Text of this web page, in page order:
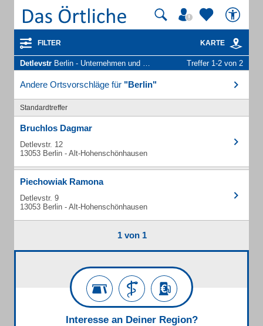
FILTER KARTE
Detlevstr Berlin - Unternehmen und Personen Treffer 1-2 von 2
Andere Ortsvorschläge für "Berlin"
Standardtreffer
Bruchlos Dagmar
Detlevstr. 12
13053 Berlin - Alt-Hohenschönhausen
Piechowiak Ramona
Detlevstr. 9
13053 Berlin - Alt-Hohenschönhausen
1 von 1
Interesse an Deiner Region?